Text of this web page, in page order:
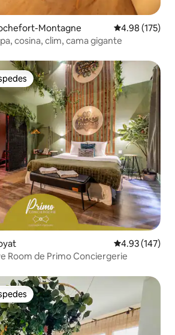
Montagne Calificación
4.98 (175)
cosina, clim, cama gigante
Calificación
4.93 (147)
Room de Primo Conciergerie